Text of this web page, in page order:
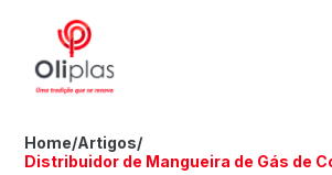
Home/Artigos/
Distribuidor de Mangueira de Gás de